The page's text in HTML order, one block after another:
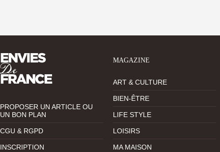
PROPOSER UN ARTICLE OU
UN BON PLAN
CGU & RGPD
INSCRIPTION
MAGAZINE
ART & CULTURE
BIEN-ÊTRE
LIFE STYLE
LOISIRS
MA MAISON